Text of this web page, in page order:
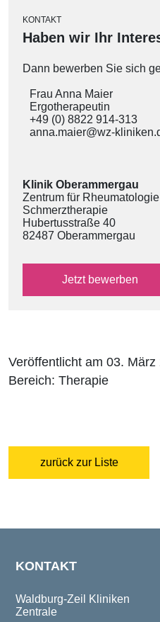
KONTAKT
Haben wir Ihr
Dann bewerben Sie sich
Frau Anna Maier
Ergotherapeutin
+49 (0) 8822 914-313
anna.maier@wz-
Klinik Oberammergau
Zentrum für
Schmerztherapie
Hubertusstraße 40
82487 Oberammergau
Jetzt über das
bewerben
Veröffentlicht am 03. März
Bereich: Therapie
zurück zur Liste
KONTAKT
Waldburg-Zeil Kliniken
Zentrale